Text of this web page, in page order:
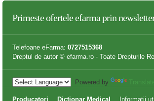
Primeste oferteleefarmaprin
Telefoane eFarma: 0727515368
Dreptul de autor © efarma.ro - Toate Drepturile
Powered by
Producatori Dictionar Medical Informatii